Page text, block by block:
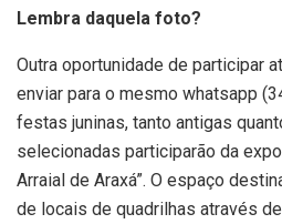
Lembra daquela foto?
Outra oportunidade de participar
enviar para o mesmo whatsapp
festas juninas, tanto antigas
selecionadas participarão da
Arraial de Araxá”. O espaço
de locais de quadrilhas através